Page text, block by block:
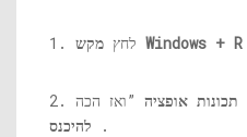
1. לחץ מקש Windows + R
תכונות אופציה ”ואז הכה
להיכנס .